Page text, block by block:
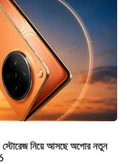
নিয়ে আসছে অপোর নতুন